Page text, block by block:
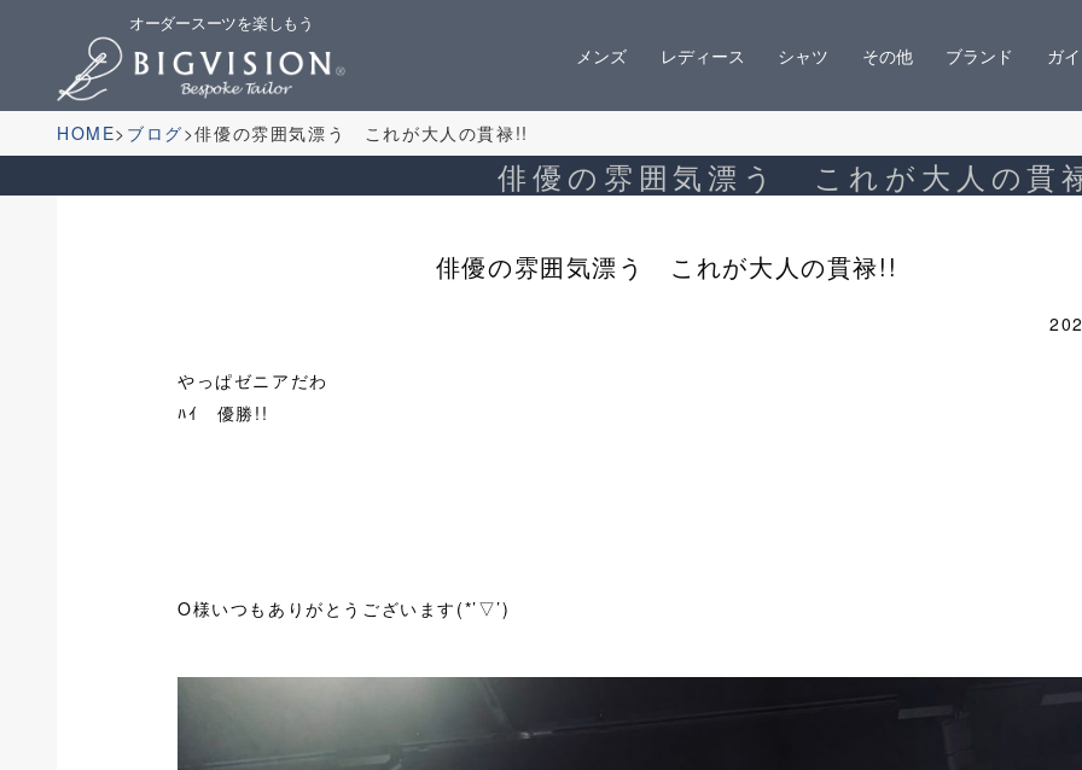
オーダースーツを楽しもう
メンズ レディース シャツ その他 ブランド ガ
HOME ブログ 俳優の雰囲気漂う これが大人の貫禄!!
俳優の雰囲気漂う これが大人の貫
俳優の雰囲気漂う これが大人の貫禄!!
やっぱゼニアだわ
ﾊｲ 優勝!!
O様いつもありがとうございます(*’▽’)